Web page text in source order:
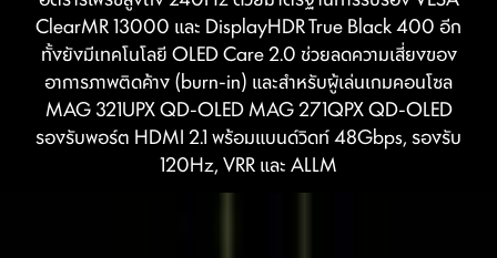
ClearMR 13000 และ DisplayHDR True Black 400 อีก
ทั้งยังมีเทคโนโลยี OLED Care 2.0 ช่วยลดความเสี่ยงของ
อาการภาพติดค้าง (burn-in) และสำหรับผู้เล่นเกมคอนโซล
MAG 321UPX QD-OLED MAG 271QPX QD-OLED
รองรับพอร์ต HDMI 2.1 พร้อมแบนด์วิดท์ 48Gbps, รองรับ
120Hz, VRR และ ALLM